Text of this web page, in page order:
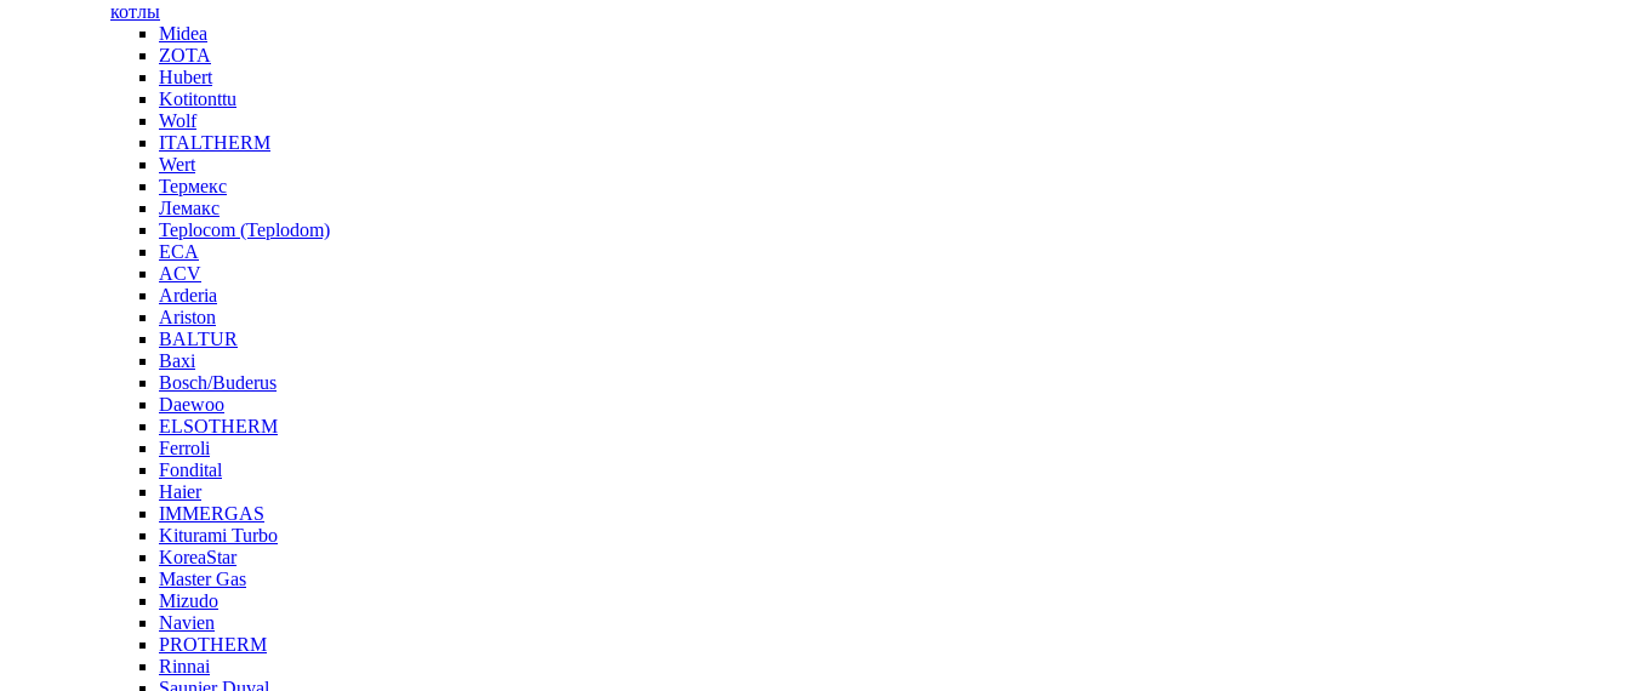
котлы
Midea
ZOTA
Hubert
Kotitonttu
Wolf
ITALTHERM
Wert
Термекс
Лемакс
Teplocom (Teplodom)
ECA
ACV
Arderia
Ariston
BALTUR
Baxi
Bosch/Buderus
Daewoo
ELSOTHERM
Ferroli
Fondital
Haier
IMMERGAS
Kiturami Turbo
KoreaStar
Master Gas
Mizudo
Navien
PROTHERM
Rinnai